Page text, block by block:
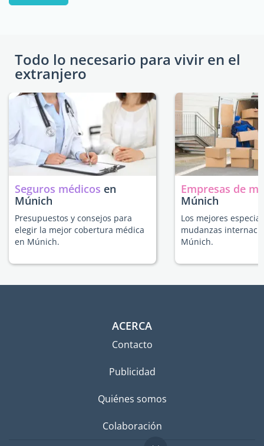
Todo lo necesario para vivir en el
extranjero
Seguros médicos en
Múnich
Presupuestos y consejos para
elegir la mejor cobertura médica
en Múnich.
Empresas de
Múnich
Los mejores
mudanzas
Múnich.
ACERCA
Contacto
Publicidad
Quiénes somos
Colaboración